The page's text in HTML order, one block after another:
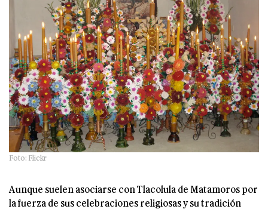
Foto: Flickr
Aunque suelen asociarse con Tlacolula de Matamoros por
la fuerza de sus celebraciones religiosas y su tradición